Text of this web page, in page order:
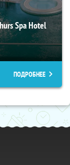
Spa Hotel
ПОДРОБНЕЕ